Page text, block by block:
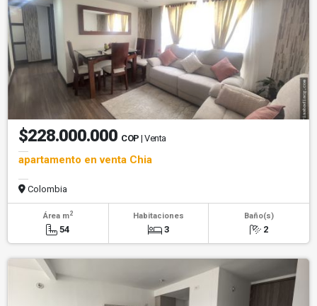
$228.000.000 COP | Venta
apartamento en venta Chia
Colombia
Área m2
54
Habitaciones
3
Baño(s)
2